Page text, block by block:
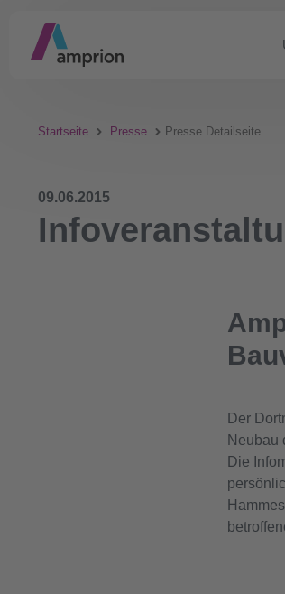
Startseite Presse Presse Detailseite
09.06.2015
Der
Neubau
Die